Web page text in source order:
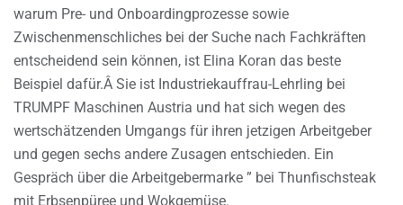
warum Pre- und Onboardingprozesse sowie
Zwischenmenschliches bei der Suche nach Fachkräften
entscheidend sein können, ist Elina Koran das beste
Beispiel dafür.Â Sie ist Industriekauffrau-Lehrling bei
TRUMPF Maschinen Austria und hat sich wegen des
wertschätzenden Umgangs für ihren jetzigen Arbeitgeber
und gegen sechs andere Zusagen entschieden. Ein
Gespräch über die Arbeitgebermarke ” bei Thunfischsteak
mit Erbsenpüree und Wokgemüse.